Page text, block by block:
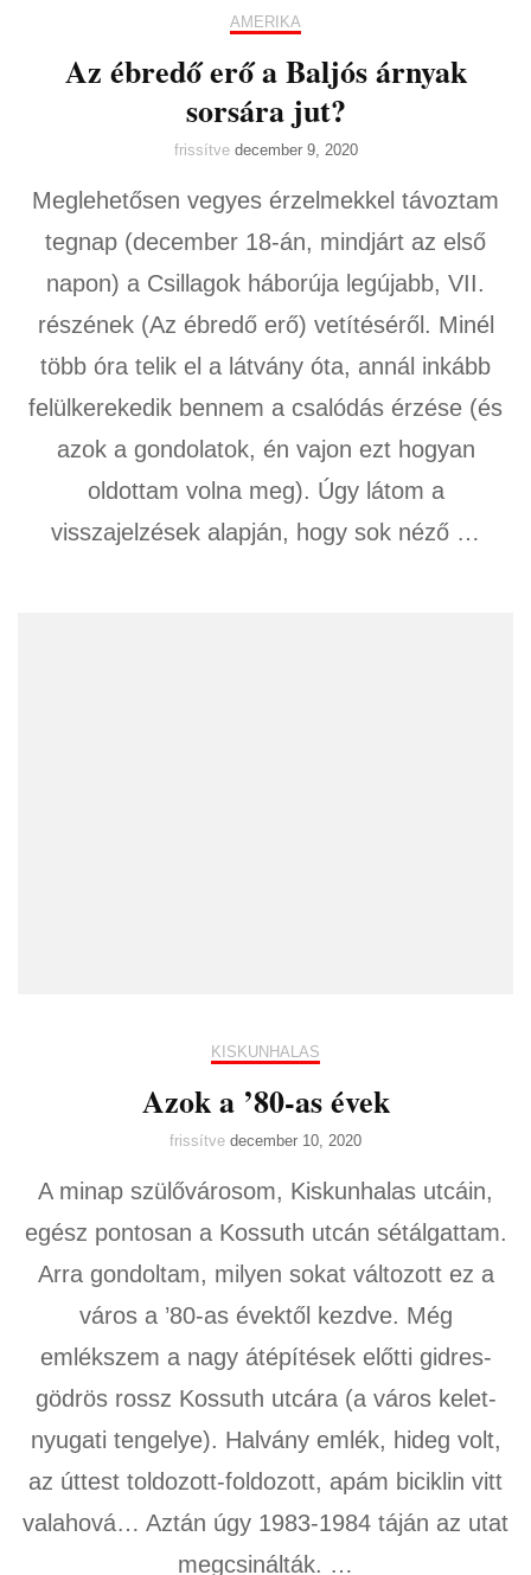
AMERIKA
Az ébredő erő a Baljós árnyak
sorsára jut?
frissítve december 9, 2020
Meglehetősen vegyes érzelmekkel távoztam
tegnap (december 18-án, mindjárt az első
napon) a Csillagok háborúja legújabb, VII.
részének (Az ébredő erő) vetítéséről. Minél
több óra telik el a látvány óta, annál inkább
felülkerekedik bennem a csalódás érzése (és
azok a gondolatok, én vajon ezt hogyan
oldottam volna meg). Úgy látom a
visszajelzések alapján, hogy sok néző …
KISKUNHALAS
Azok a ’80-as évek
frissítve december 10, 2020
A minap szülővárosom, Kiskunhalas utcáin,
egész pontosan a Kossuth utcán sétálgattam.
Arra gondoltam, milyen sokat változott ez a
város a ’80-as évektől kezdve. Még
emlékszem a nagy átépítések előtti gidres-
gödrös rossz Kossuth utcára (a város kelet-
nyugati tengelye). Halvány emlék, hideg volt,
az úttest toldozott-foldozott, apám biciklin vitt
valahová… Aztán úgy 1983-1984 táján az utat
megcsinálták. …